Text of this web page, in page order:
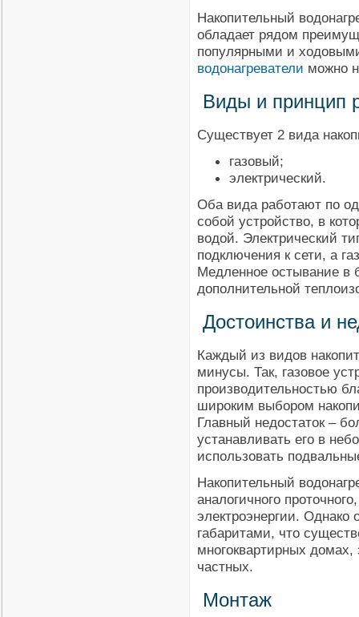
Накопительный
обладает рядом
популярными и
водонагреватели можно
Виды и принцип
Существует 2 вида
газовый;
электрический.
Оба вида работают по
собой устройство, в
водой. Электрический
подключения к сети, а
Медленное остывание в
дополнительной
Достоинства и
Каждый из видов
минусы. Так, газовое
производительностью
широким выбором
Главный недостаток –
устанавливать его в
использовать
Накопительный
аналогичного
электроэнергии. Однако
габаритами, что
многоквартирных
частных.
Монтаж